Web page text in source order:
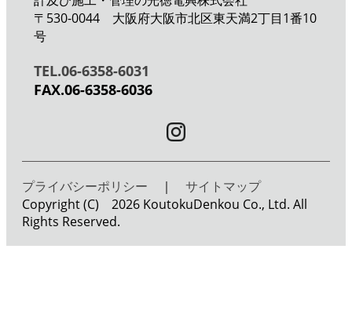
〒530-0044 大阪府大阪市北区東天満2丁目1番10
号
TEL.06-6358-6031
FAX.06-6358-6036
プライバシーポリシー ｜ サイトマップ
Copyright (C) 2026 KoutokuDenkou Co., Ltd. All
Rights Reserved.